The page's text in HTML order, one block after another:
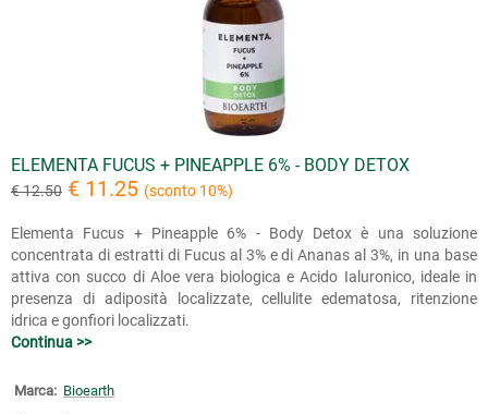
ELEMENTA FUCUS + PINEAPPLE 6% - BODY DETOX
€ 12.50 € 11.25 (sconto 10%)
Elementa Fucus + Pineapple 6% - Body Detox è una soluzione
concentrata di estratti di Fucus al 3% e di Ananas al 3%, in una base
attiva con succo di Aloe vera biologica e Acido Ialuronico, ideale in
presenza di adiposità localizzate, cellulite edematosa, ritenzione
idrica e gonfiori localizzati.
Continua >>
Marca: Bioearth